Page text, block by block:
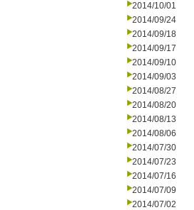
2014/10/01
2014/09/24
2014/09/18
2014/09/17
2014/09/10
2014/09/03
2014/08/27
2014/08/20
2014/08/13
2014/08/06
2014/07/30
2014/07/23
2014/07/16
2014/07/09
2014/07/02